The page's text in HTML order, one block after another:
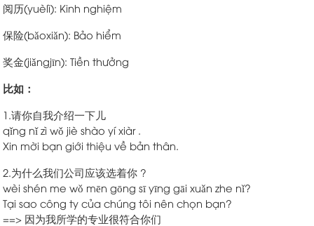
阅历(yuèlì): Kinh nghiệm
保险(bǎoxiǎn): Bảo hiểm
奖金(jiǎngjīn): Tiền thưởng
比如：
1.请你自我介绍一下儿
qǐng nǐ zì wǒ jiè shào yí xiàr .
Xin mời bạn giới thiệu về bản thân.
2.为什么我们公司应该选着你 ?
wèi shén me wǒ mēn gōng sī yīng gāi xuǎn zhe nǐ?
Tại sao công ty của chúng tôi nên chọn bạn?
==> 因为我所学的专业很符合你们